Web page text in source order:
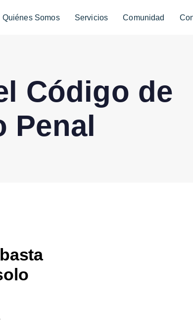
Quiénes Somos Servicios Comunidad
Código de
Penal